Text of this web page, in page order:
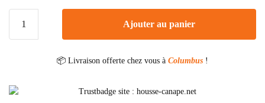
Ajouter au panier
📦 Livraison offerte chez vous à Columbus !